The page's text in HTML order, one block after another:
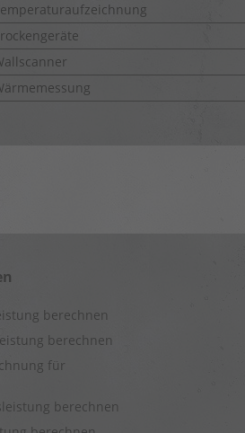
berechnen
berechnen
für
berechnen